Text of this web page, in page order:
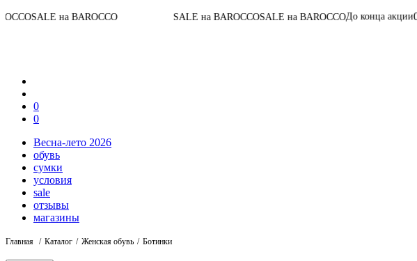
на BAROCCO SALE на BAROCCOSALE на BAROCCOДо конца акции04:06:43:42
0
0
Весна-лето 2026
обувь
сумки
условия
sale
отзывы
магазины
Главная Каталог Женская обувь Ботинки